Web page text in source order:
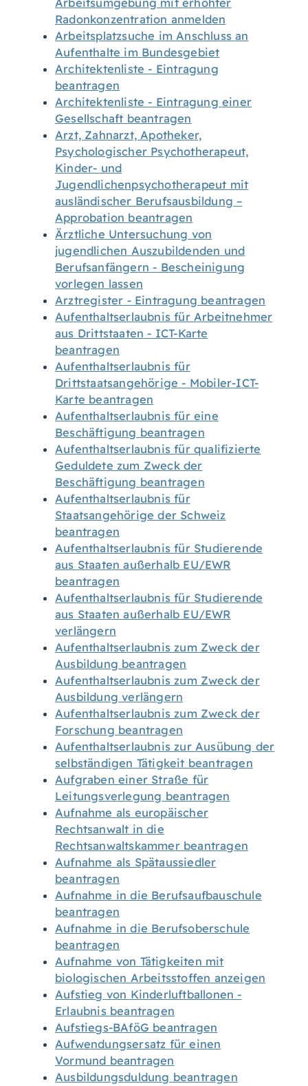
Arbeitsumgebung mit erhöhter
Radonkonzentration anmelden
Arbeitsplatzsuche im Anschluss an
Aufenthalte im Bundesgebiet
Architektenliste - Eintragung
beantragen
Architektenliste - Eintragung einer
Gesellschaft beantragen
Arzt, Zahnarzt, Apotheker,
Psychologischer Psychotherapeut,
Kinder- und
Jugendlichenpsychotherapeut mit
ausländischer Berufsausbildung –
Approbation beantragen
Ärztliche Untersuchung von
jugendlichen Auszubildenden und
Berufsanfängern - Bescheinigung
vorlegen lassen
Arztregister - Eintragung beantragen
Aufenthaltserlaubnis für Arbeitnehmer
aus Drittstaaten - ICT-Karte
beantragen
Aufenthaltserlaubnis für
Drittstaatsangehörige - Mobiler-ICT-
Karte beantragen
Aufenthaltserlaubnis für eine
Beschäftigung beantragen
Aufenthaltserlaubnis für qualifizierte
Geduldete zum Zweck der
Beschäftigung beantragen
Aufenthaltserlaubnis für
Staatsangehörige der Schweiz
beantragen
Aufenthaltserlaubnis für Studierende
aus Staaten außerhalb EU/EWR
beantragen
Aufenthaltserlaubnis für Studierende
aus Staaten außerhalb EU/EWR
verlängern
Aufenthaltserlaubnis zum Zweck der
Ausbildung beantragen
Aufenthaltserlaubnis zum Zweck der
Ausbildung verlängern
Aufenthaltserlaubnis zum Zweck der
Forschung beantragen
Aufenthaltserlaubnis zur Ausübung der
selbständigen Tätigkeit beantragen
Aufgraben einer Straße für
Leitungsverlegung beantragen
Aufnahme als europäischer
Rechtsanwalt in die
Rechtsanwaltskammer beantragen
Aufnahme als Spätaussiedler
beantragen
Aufnahme in die Berufsaufbauschule
beantragen
Aufnahme in die Berufsoberschule
beantragen
Aufnahme von Tätigkeiten mit
biologischen Arbeitsstoffen anzeigen
Aufstieg von Kinderluftballonen -
Erlaubnis beantragen
Aufstiegs-BAföG beantragen
Aufwendungsersatz für einen
Vormund beantragen
Ausbildungsduldung beantragen